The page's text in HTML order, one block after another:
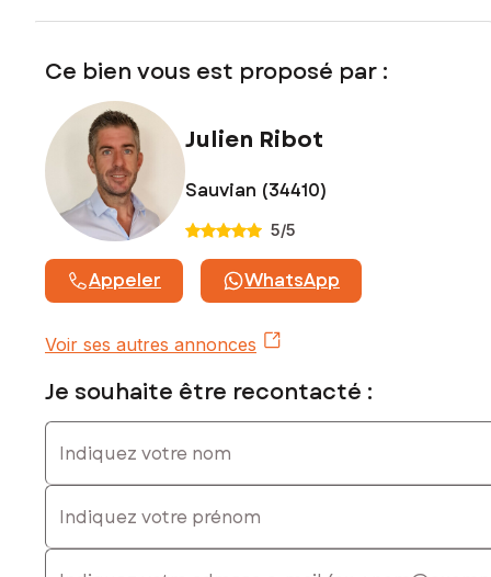
Honoraires charge vendeur
Contactez votre conseiller SAFTI : Julien RIBOT, Tél. : 07 83
09 50 09, E-mail : julien.ribot@safti.fr - EI - Agent commercial
immatriculé au RSAC de BEZIERS sous le numéro 832855514
Ce bien vous est proposé par :
Julien Ribot
Sauvian (34410)
5/5
Appeler WhatsApp
Voir ses autres annonces
Je souhaite être recontacté :
Indiquez votre nom
Indiquez votre prénom
E-mail